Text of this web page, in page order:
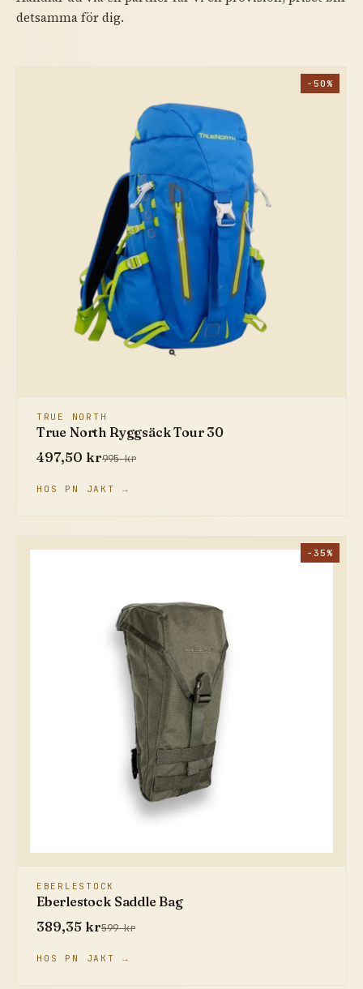
detsamma för dig.
−50%
TRUE NORTH
True North Ryggsäck Tour 30
497,50 kr995 kr
HOS PN JAKT →
−35%
EBERLESTOCK
Eberlestock Saddle Bag
389,35 kr599 kr
HOS PN JAKT →